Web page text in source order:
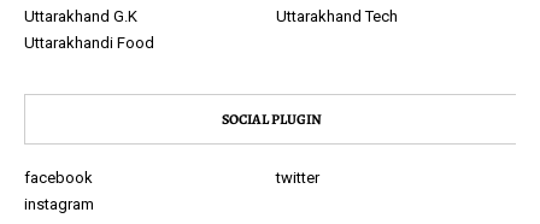
Uttarakhand G.K
Uttarakhand Tech
Uttarakhandi Food
SOCIAL PLUGIN
facebook
twitter
instagram